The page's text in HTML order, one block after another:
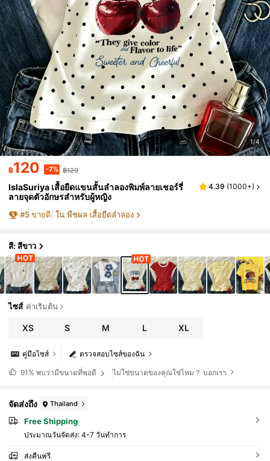
1/4
฿120 -7% ฿129
IslaSuriya เสื้อยืดแขนสั้นลำลองพิมพ์ลายเชอร์รี่
ลายจุดตัวอักษรสำหรับผู้หญิง
4.39 (1000+)
#5 ขายดี ใน พืชผล เสื้อยืดลำลอง
สี: สีขาว
ไซส์ ค่าเริ่มต้น
XS S M L XL
ตรวจสอบไซส์ของฉัน
คู่มือไซส์
91% พบว่ามีขนาดที่พอดี ไม่ใช่ขนาดของคุณใช่ไหม？ บอกเรา
จัดส่งถึง Thailand
Free Shipping
ประมาณวันจัดส่ง: 4-7 วันทำการ
ส่งคืนฟรี